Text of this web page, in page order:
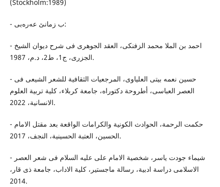
(Stockholm:1989)
- ب زمانێ عه‌ره‌بی:
- احمد بن الملا محمد الزفنكی، العقد الجوهری فی شرح دیوان الشیخ
الجزری، ج1، ط2، د.م، 1987.
- حسین نعمه‌ بیتی العلیاوی، المرجعیات الثقافیة للشعر الشیعی فی
العصر العباسی، أطروحة دكتوراه‌، جامعة كربلاء، كلیة تربیة العلوم
الانسانیة، 2022.
- حكمت الرحمة، الحوادث الكونیة والكرامات الواقعة بعد مقتل الامام
الحسین، العتبة الحسینیة، النجف، 2017.
- شیماء جودت یاسر، شخصیة الامام علی علیه السلام فی شعر العصر
الاسلامی دراسة ادبیة، رسالة ماجستیر، كلیة الاداب، جامعة ذی قار،
2014.